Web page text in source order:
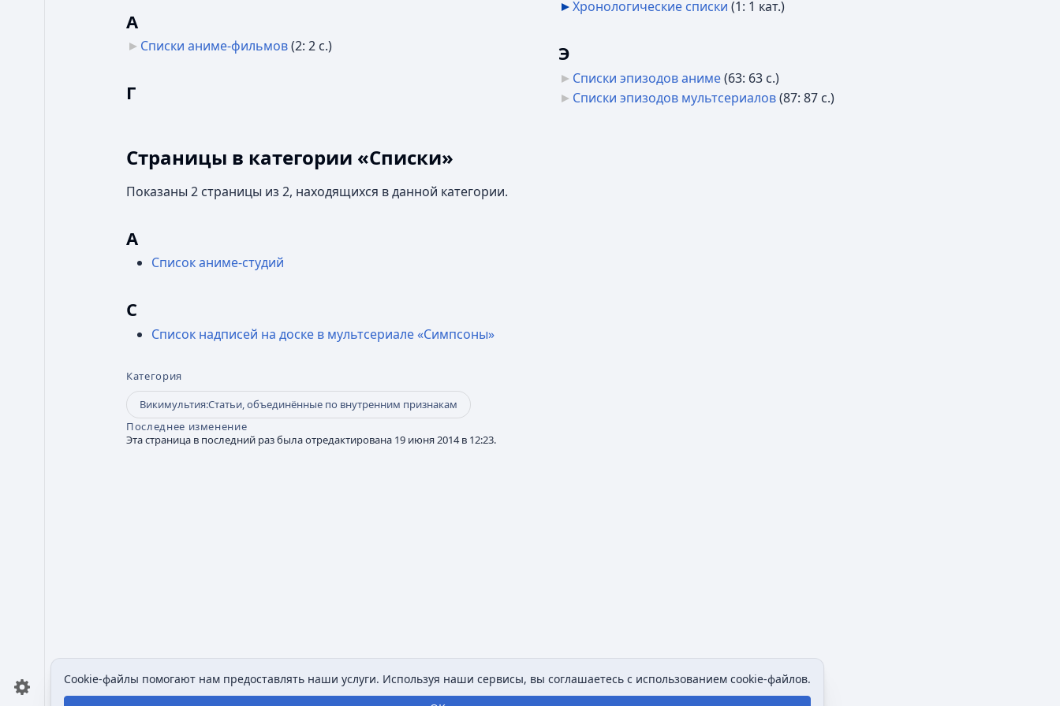
А
Списки аниме-фильмов(2: 2 с.)
Г
Хронологические списки (1: 1 кат.)
Э
Списки эпизодов аниме(63: 63 с.)
Списки эпизодов мультсериалов(87: 87 с.)
Страницы в категории «Списки»
Показаны 2 страницы из 2, находящихся в данной категории.
А
Список аниме-студий
С
Список надписей на доске в мультсериале «Симпсоны»
Категория
Викимультия:Статьи, объединённые по внутренним признакам
Последнее изменение
Эта страница в последний раз была отредактирована 19 июня 2014 в 12:23.
Cookie-файлы помогают нам предоставлять наши услуги. Используя наши сервисы, вы соглашаетесь с использованием cookie-файлов.